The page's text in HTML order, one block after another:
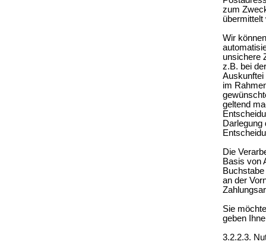
zum
übermittelt
Wir
unsichere
z.B. bei
Auskunftei
im
geltend
Die
Basis von
an der
Sie
geben
3.2.2.3.